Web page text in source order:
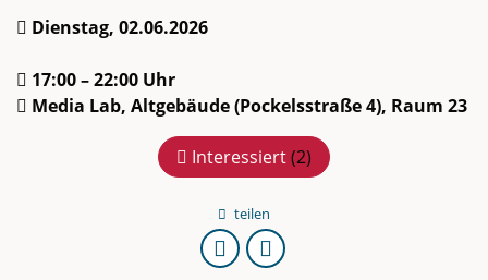
am
Campus
Dienstag, 02.06.2026
17:00 – 22:00 Uhr
Media Lab, Altgebäude (Pockelsstraße 4), Raum 23
Interessiert(2)
teilen
URL